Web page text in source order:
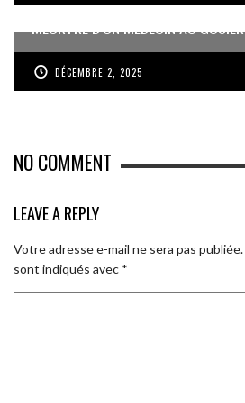
MEURTRE D’UN MÉDECIN AU GOSIER
DÉCEMBRE 2, 2025
NO COMMENT
LEAVE A REPLY
Votre adresse e-mail ne sera pas publiée.
sont indiqués avec *